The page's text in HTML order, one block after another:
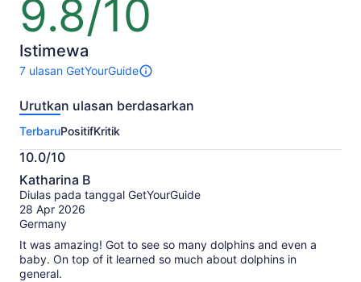
9.8/10
dari
10
Istimewa
7 ulasan GetYourGuide
7
untuk
ini.
Informasi
lebih
lanjut
tentang
ulasan
terverifikasi
Urutkan ulasan berdasarkan
TerbaruPositifKritik
10.0/10
10.0
dari
10
Katharina B
Diulas pada tanggal GetYourGuide
28 Apr 2026
Germany
It was amazing! Got to see so many dolphins and even a
baby. On top of it learned so much about dolphins in
general.